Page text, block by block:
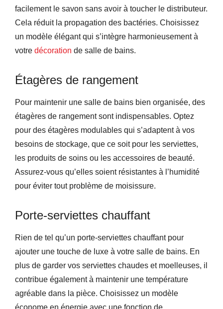
facilement le savon sans avoir à toucher le distributeur.
Cela réduit la propagation des bactéries. Choisissez
un modèle élégant qui s’intègre harmonieusement à
votre décoration de salle de bains.
Étagères de rangement
Pour maintenir une salle de bains bien organisée, des
étagères de rangement sont indispensables. Optez
pour des étagères modulables qui s’adaptent à vos
besoins de stockage, que ce soit pour les serviettes,
les produits de soins ou les accessoires de beauté.
Assurez-vous qu’elles soient résistantes à l’humidité
pour éviter tout problème de moisissure.
Porte-serviettes chauffant
Rien de tel qu’un porte-serviettes chauffant pour
ajouter une touche de luxe à votre salle de bains. En
plus de garder vos serviettes chaudes et moelleuses, il
contribue également à maintenir une température
agréable dans la pièce. Choisissez un modèle